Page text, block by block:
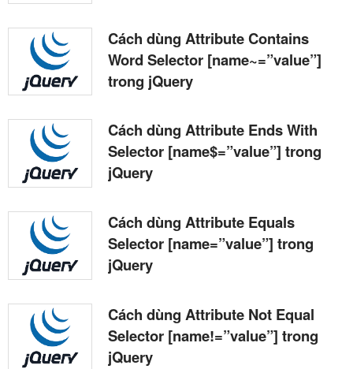
Cách dùng Attribute Contains
Word Selector [name~=”value”]
trong jQuery
Cách dùng Attribute Ends With
Selector [name$=”value”] trong
jQuery
Cách dùng Attribute Equals
Selector [name=”value”] trong
jQuery
Cách dùng Attribute Not Equal
Selector [name!=”value”] trong
jQuery